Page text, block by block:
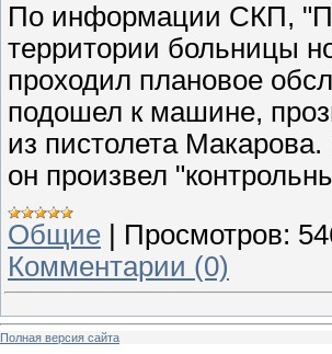
По информации СКП,
территории больницы
проходил плановое
подошел к машине,
из пистолета
он произвел
Общие
Просмотров:
Комментарии (0)
Полная версия сайта